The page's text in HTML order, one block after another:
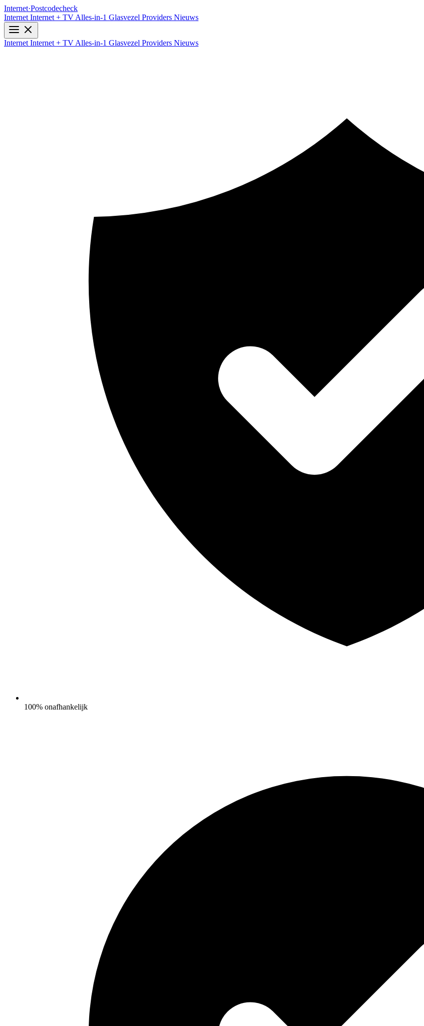
Internet·Postcodecheck
Internet Internet + TV Alles-in-1 Glasvezel Providers Nieuws
Internet Internet + TV Alles-in-1 Glasvezel Providers Nieuws
100% onafhankelijk